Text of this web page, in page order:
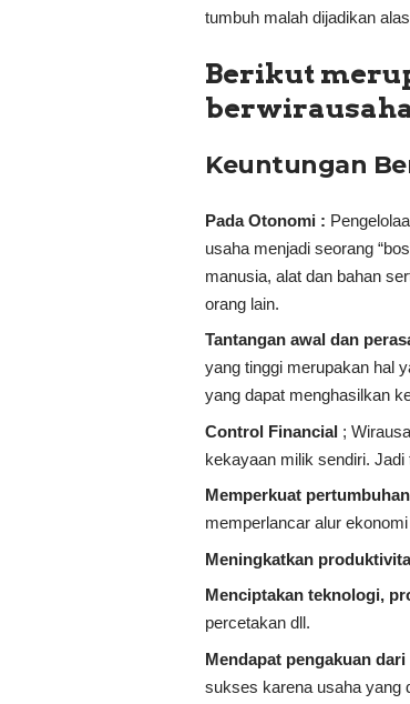
tumbuh malah dijadikan
Berikut
Keuntungan
Pada Otonomi :
usaha menjadi seorang
manusia, alat dan bahan
orang lain.
Tantangan awal dan
yang tinggi merupakan hal
yang dapat menghasilkan
Control Financial ;
kekayaan milik sendiri.
Memperkuat
memperlancar alur
Meningkatkan
Menciptakan teknologi,
percetakan dll.
Mendapat pengakuan
sukses karena usaha yang